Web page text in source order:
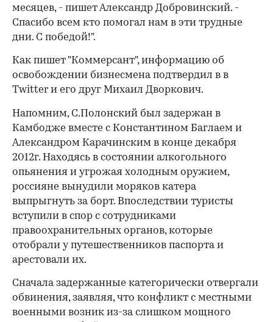
месяцев, - пишет Александр Добровинский. -
Спасибо всем кто помогал нам в эти трудные
дни. С победой!".
Как пишет "Коммерсант", информацию об
освобождении бизнесмена подтвердил в в
Twitter и его друг Михаил Дворкович.
00:00 / 00:00
Напомним, С.Полонский был задержан в
Камбодже вместе с Константином Баглаем и
Александром Карачинским в конце декабря
2012г. Находясь в состоянии алкогольного
опьянения и угрожая холодным оружием,
россияне вынудили моряков катера
выпрыгнуть за борт. Впоследствии туристы
вступили в спор с сотрудниками
правоохранительных органов, которые
отобрали у путешественников паспорта и
арестовали их.
Сначала задержанные категорически отвергали
обвинения, заявляя, что конфликт с местными
военными возник из-за слишком мощного